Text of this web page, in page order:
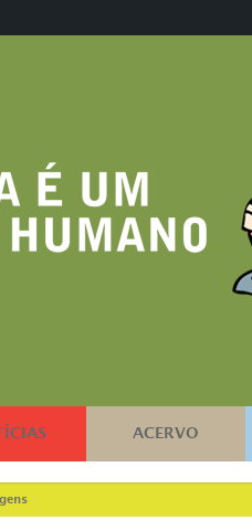
ACERVO